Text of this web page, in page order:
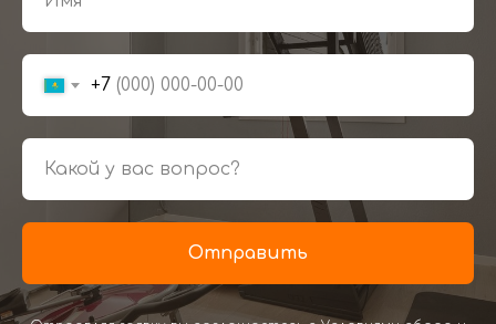
+7
Отправить